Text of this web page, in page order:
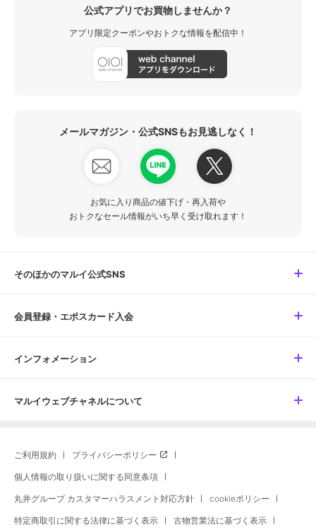
公式アプリでお買物しませんか？
アプリ限定クーポンやおトクな情報を配信中！
メールマガジン・公式SNSもお見逃しなく！
お気に入り商品の値下げ・再入荷や
おトクなセール情報がいち早く受け取れます！
そのほかのマルイ公式SNS
会員登録・エポスカード入会
インフォメーション
マルイウェブチャネルについて
ご利用規約 プライバシーポリシー
個人情報の取り扱いに関する同意条項
丸井グループ カスタマーハラスメント対応方針 cookieポリシー
特定商取引に関する法律に基づく表示 古物営業法に基づく表示